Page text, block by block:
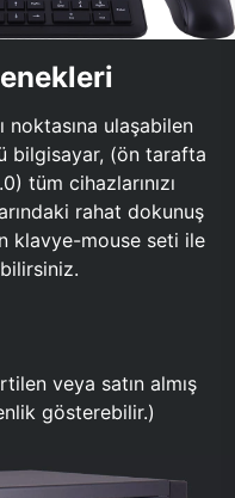
noktasına ulaşabilen
bilgisayar, (ön tarafta
tüm cihazlarınızı
rahat dokunuş
klavye-mouse seti ile
veya satın almış
gösterebilir.)